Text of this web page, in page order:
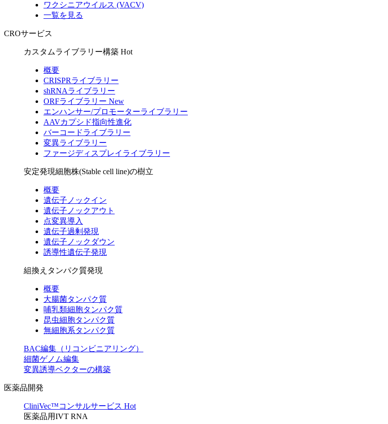
ワクシニアウイルス (VACV)
一覧を見る
CROサービス
カスタムライブラリー構築 Hot
概要
CRISPRライブラリー
shRNAライブラリー
ORFライブラリー New
エンハンサー/プロモーターライブラリー
AAVカプシド指向性進化
バーコードライブラリー
変異ライブラリー
ファージディスプレイライブラリー
安定発現細胞株(Stable cell line)の樹立
概要
遺伝子ノックイン
遺伝子ノックアウト
点変異導入
遺伝子過剰発現
遺伝子ノックダウン
誘導性遺伝子発現
組換えタンパク質発現
概要
大腸菌タンパク質
哺乳類細胞タンパク質
昆虫細胞タンパク質
無細胞系タンパク質
BAC編集（リコンビニアリング）
細菌ゲノム編集
変異誘導ベクターの構築
医薬品開発
CliniVec™コンサルサービス Hot
医薬品用IVT RNA